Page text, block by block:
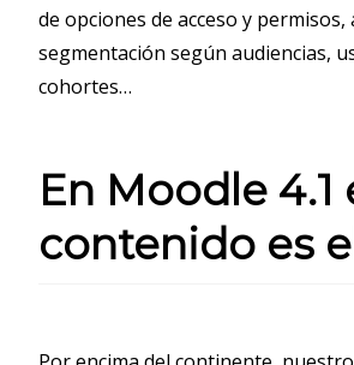
de opciones de acceso y permisos,
segmentación según audiencias,
cohortes…
En Moodle 4.1
contenido es